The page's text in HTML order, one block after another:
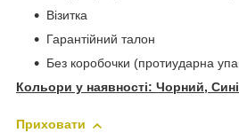
Візитка
Гарантійний талон
Без коробочки (протиударна
Кольори у наявності: Чорний,
Приховати